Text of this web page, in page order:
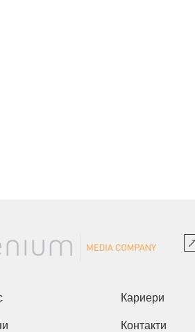
Кариери
Контакти